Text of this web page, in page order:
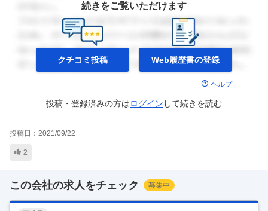
続きをご覧いただけます
クチコミ投稿 Web履歴書の登録
ヘルプ
投稿・登録済みの方はログイン して続きを読む
投稿日： 2021/09/22
2
この会社の求人をチェック 募集中